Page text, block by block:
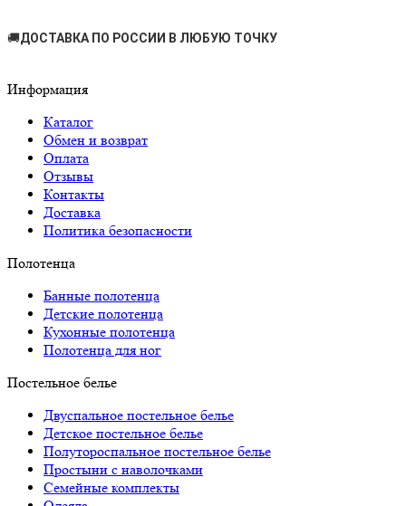
🚚ДОСТАВКА ПО РОССИИ В ЛЮБУЮ ТОЧКУ
Информация
Каталог
Обмен и возврат
Оплата
Отзывы
Контакты
Доставка
Политика безопасности
Полотенца
Банные полотенца
Детские полотенца
Кухонные полотенца
Полотенца для ног
Постельное белье
Двуспальное постельное белье
Детское постельное белье
Полутороспальное постельное белье
Простыни с наволочками
Семейные комплекты